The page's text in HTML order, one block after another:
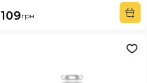
109грн